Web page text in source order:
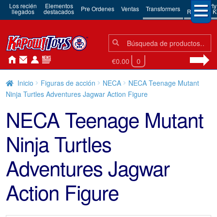
Los recién
llegados
Elementos
destacados Pre Ordenes Ventas Transformers 3rd Party
Robots &
Búsqueda:
Búsqueda
€0.00 0
Inicio Figuras de acción NECA
NECA Teenage Mutant
Ninja Turtles Adventures Jagwar Action Figure
NECA Teenage Mutant
Ninja Turtles
Adventures Jagwar
Action Figure